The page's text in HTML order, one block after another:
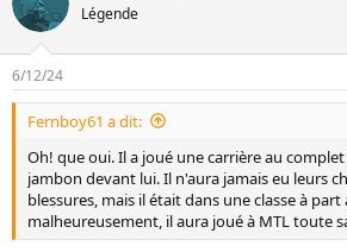
Légende
6/12/24
Fernboy61 a dit:
Oh! que oui. Il a joué une carrière au
jambon devant lui. Il n'aura jamais eu leurs
blessures, mais il était dans une classe à part
malheureusement, il aura joué à MTL toute